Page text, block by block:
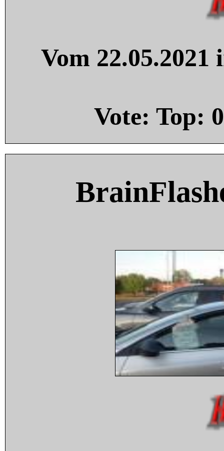
Vom
Vote: Top: 0